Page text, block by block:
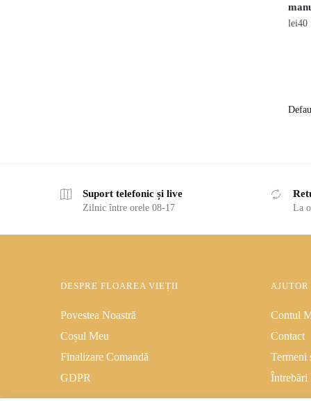
lei40
Suport telefonic și live
Zilnic între orele 08-17 La
DESPRE FLOAREA VIEȚII
Povestea Noastră
Coșul Meu
Finalizare Comandă
GDPR
AJUTOR
Contul
Contact
Termeni
Întrebări